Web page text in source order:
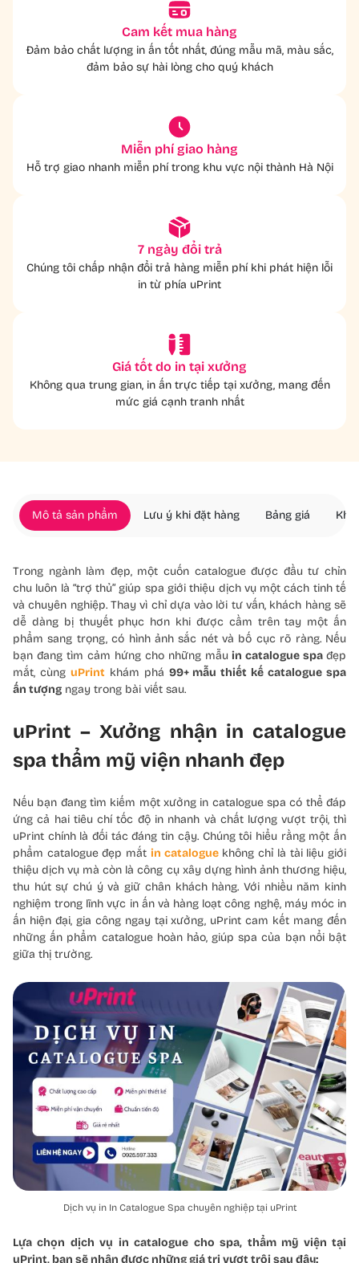
Cam kết mua hàng
Đảm bảo chất lượng in ấn tốt nhất, đúng mẫu mã, màu sắc,
đảm bảo sự hài lòng cho quý khách
Miễn phí giao hàng
Hỗ trợ giao nhanh miễn phí trong khu vực nội thành Hà Nội
7 ngày đổi trả
Chúng tôi chấp nhận đổi trả hàng miễn phí khi phát hiện lỗi
in từ phía uPrint
Giá tốt do in tại xưởng
Không qua trung gian, in ấn trực tiếp tại xưởng, mang đến
mức giá cạnh tranh nhất
Mô tả sản phẩm Lưu ý khi đặt hàng Bảng giá
Trong ngành làm đẹp, một cuốn catalogue được đầu tư chỉn
chu luôn là “trợ thủ” giúp spa giới thiệu dịch vụ một cách tinh tế
và chuyên nghiệp. Thay vì chỉ dựa vào lời tư vấn, khách hàng sẽ
dễ dàng bị thuyết phục hơn khi được cầm trên tay một ấn
phẩm sang trọng, có hình ảnh sắc nét và bố cục rõ ràng. Nếu
bạn đang tìm cảm hứng cho những mẫu in catalogue spa đẹp
mắt, cùng uPrint khám phá 99+ mẫu thiết kế catalogue spa
ấn tượng ngay trong bài viết sau.
uPrint – Xưởng nhận in catalogue
spa thẩm mỹ viện nhanh đẹp
Nếu bạn đang tìm kiếm một xưởng in catalogue spa có thể đáp
ứng cả hai tiêu chí tốc độ in nhanh và chất lượng vượt trội, thì
uPrint chính là đối tác đáng tin cậy. Chúng tôi hiểu rằng một ấn
phẩm catalogue đẹp mắt in cataloguekhông chỉ là tài liệu giới
thiệu dịch vụ mà còn là công cụ xây dựng hình ảnh thương hiệu,
thu hút sự chú ý và giữ chân khách hàng. Với nhiều năm kinh
nghiệm trong lĩnh vực in ấn và hàng loạt công nghệ, máy móc in
ấn hiện đại, gia công ngay tại xưởng, uPrint cam kết mang đến
những ấn phẩm catalogue hoàn hảo, giúp spa của bạn nổi bật
giữa thị trường.
Dịch vụ in In Catalogue Spa chuyên nghiệp tại uPrint
Lựa chọn dịch vụ in catalogue cho spa, thẩm mỹ viện tại
uPrint, bạn sẽ nhận được những giá trị vượt trội sau đây: